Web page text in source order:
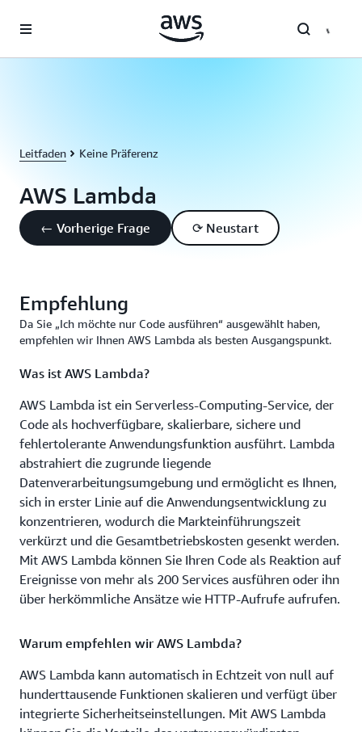
Überspringen zum Hauptinhalt
Leitfaden Keine Präferenz
AWS Lambda
← Vorherige Frage ⟳ Neustart
Empfehlung
Da Sie „Ich möchte nur Code ausführen“ ausgewählt haben,
empfehlen wir Ihnen AWS Lambda als besten Ausgangspunkt.
Was ist AWS Lambda?
AWS Lambda ist ein Serverless-Computing-Service, der
Code als hochverfügbare, skalierbare, sichere und
fehlertolerante Anwendungsfunktion ausführt. Lambda
abstrahiert die zugrunde liegende
Datenverarbeitungsumgebung und ermöglicht es Ihnen,
sich in erster Linie auf die Anwendungsentwicklung zu
konzentrieren, wodurch die Markteinführungszeit
verkürzt und die Gesamtbetriebskosten gesenkt werden.
Mit AWS Lambda können Sie Ihren Code als Reaktion auf
Ereignisse von mehr als 200 Services ausführen oder ihn
über herkömmliche Ansätze wie HTTP-Aufrufe aufrufen.
Warum empfehlen wir AWS Lambda?
AWS Lambda kann automatisch in Echtzeit von null auf
hunderttausende Funktionen skalieren und verfügt über
integrierte Sicherheitseinstellungen. Mit AWS Lambda